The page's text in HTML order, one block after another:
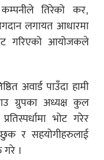
तिरेको कर,
लगायत आधारमा
गरिएको आयोजकले
अवार्ड पाउँदा हामी
ग्रुपका अध्यक्ष कुल
भोट गरेर
र सहयोगीहरुलाई
।